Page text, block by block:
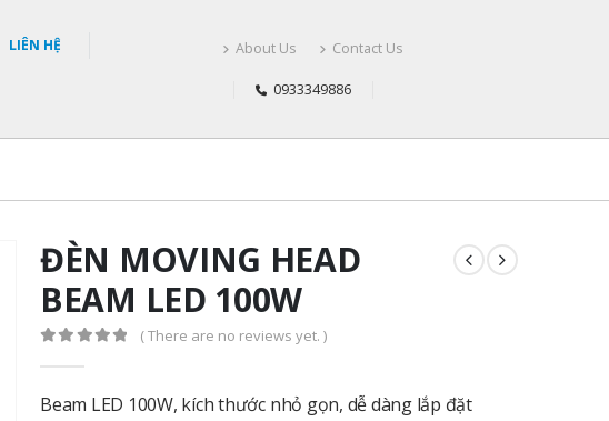
LIÊN HỆ About Us Contact Us
0933349886
ĐÈN MOVING HEAD
BEAM LED 100W
( There are no reviews yet. )
Beam LED 100W, kích thước nhỏ gọn, dễ dàng lắp đặt